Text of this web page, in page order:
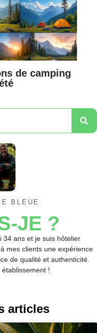
de camping
BLEUE
JE ?
34 ans et je suis hôtelier
mes clients une expérience
de qualité et authenticité.
!
articles